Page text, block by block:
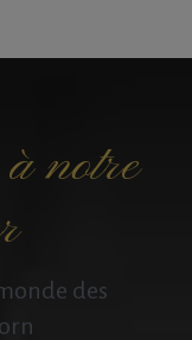
notre
des